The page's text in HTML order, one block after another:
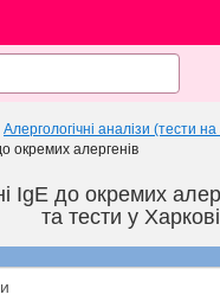
Алергологічні аналізи (тести
окремих алергенів
IgE до окремих
та тести у Харкові